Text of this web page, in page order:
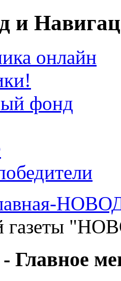
и
онлайн
фонд
газеты